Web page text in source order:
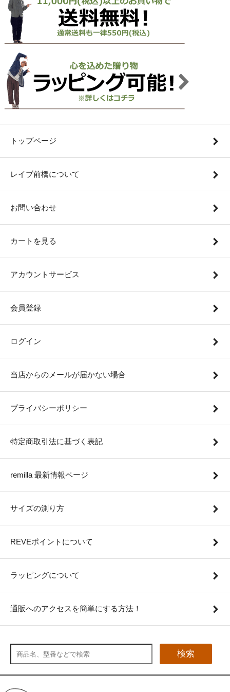
トップページ
レイブ前橋について
お問い合わせ
カートを見る
アカウントサービス
会員登録
ログイン
当店からのメールが届かない場合
プライバシーポリシー
特定商取引法に基づく表記
remilla 最新情報ページ
サイズの測り方
REVEポイントについて
ラッピングについて
通販へのアクセスを簡単にする方法！
検索